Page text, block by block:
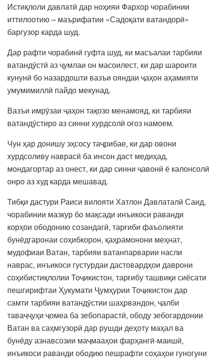
Истиқлоли давлатӣ дар ноҳияи Фархор чорабинии
иттилоотию – маърифатии «Садоқати ватандорӣ»
баргузор карда шуд.
Дар рафти чорабинӣ гуфта шуд, ки масъалаи тарбияи
ватандӯстӣ аз ҷумлаи он масоилест, ки дар шароити
кунунӣ бо назардошти вазъи ояндаи ҷаҳон аҳамияти
умумимиллӣ пайдо мекунад.
Вазъи имрӯзаи ҷаҳон тақозо менамояд, ки тарбияи
ватандӯстиро аз синни хурдсолӣ оғоз намоем.
Чун ҳар донишу эҳсосу таҷрибае, ки дар овони
хурдсоливу наврасӣ ба инсон даст медиҳад,
мондагортар аз онест, ки дар синни ҷавонӣ ё калонсолӣ
онро аз худ карда мешавад.
Тибқи дастури Раиси вилояти Хатлон Давлаталӣ Саид,
чорабинии мазкур бо мақсади инъикоси раванди
корҳои ободонию созандагӣ, тарғиби фаъолияти
бунёдгаронаи соҳибкорон, қаҳрамонони меҳнат,
мудофиаи Ватан, тарбияи ватанпарварии насли
наврас, инъикоси густурдаи дастовардҳои даврони
соҳибистиқлолии Тоҷикистон, тарғибу ташвиқи сиёсати
пешгирифтаи Ҳукумати Ҷумҳурии Тоҷикистон дар
самти тарбияи ватандӯстии шаҳрвандон, ҷалби
таваҷҷуҳи ҷомеа ба зебопарастӣ, ободу зебогардонии
Ватан ва саҳмгузорӣ дар рушди деҳоту маҳал ва
бунёду азнавсозии маҷмааҳои фарҳангӣ-маишӣ,
инъикоси раванди ободию пешрафти соҳаҳои гуногуни